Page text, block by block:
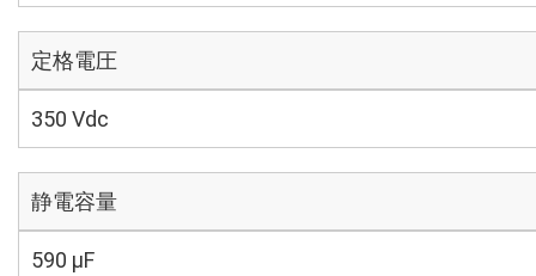
定格電圧
350 Vdc
静電容量
590 µF